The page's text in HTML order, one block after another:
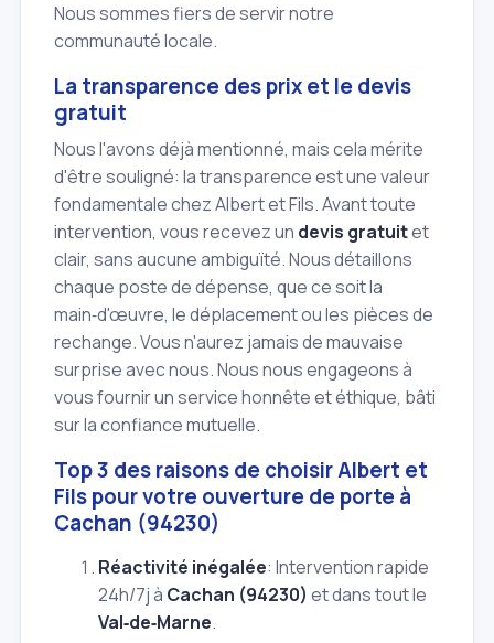
Nous sommes fiers de servir notre
communauté locale.
La transparence des prix et le devis
gratuit
Nous l'avons déjà mentionné, mais cela mérite
d'être souligné: la transparence est une valeur
fondamentale chez Albert et Fils. Avant toute
intervention, vous recevez un devis gratuitet
clair, sans aucune ambiguïté. Nous détaillons
chaque poste de dépense, que ce soit la
main‑d'œuvre, le déplacement ou les pièces de
rechange. Vous n'aurez jamais de mauvaise
surprise avec nous. Nous nous engageons à
vous fournir un service honnête et éthique, bâti
sur la confiance mutuelle.
Top 3 des raisons de choisir Albert et
Fils pour votre ouverture de porte à
Cachan (94230)
Réactivité inégalée: Intervention rapide
24h/7j à Cachan (94230) et dans tout le
Val‑de‑Marne.